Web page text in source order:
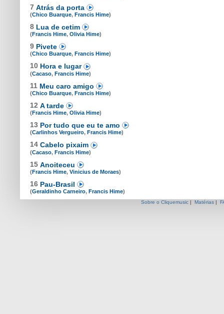
7 Atrás da porta
(Chico Buarque, Francis Hime)
8 Lua de cetim
(Francis Hime, Olivia Hime)
9 Pivete
(Chico Buarque, Francis Hime)
10 Hora e lugar
(Cacaso, Francis Hime)
11 Meu caro amigo
(Chico Buarque, Francis Hime)
12 A tarde
(Francis Hime, Olivia Hime)
13 Por tudo que eu te amo
(Carlinhos Vergueiro, Francis Hime)
14 Cabelo pixaim
(Cacaso, Francis Hime)
15 Anoiteceu
(Francis Hime, Vinicius de Moraes)
16 Pau-Brasil
(Geraldinho Carneiro, Francis Hime)
Sobre o Cliquemusic | Matérias |